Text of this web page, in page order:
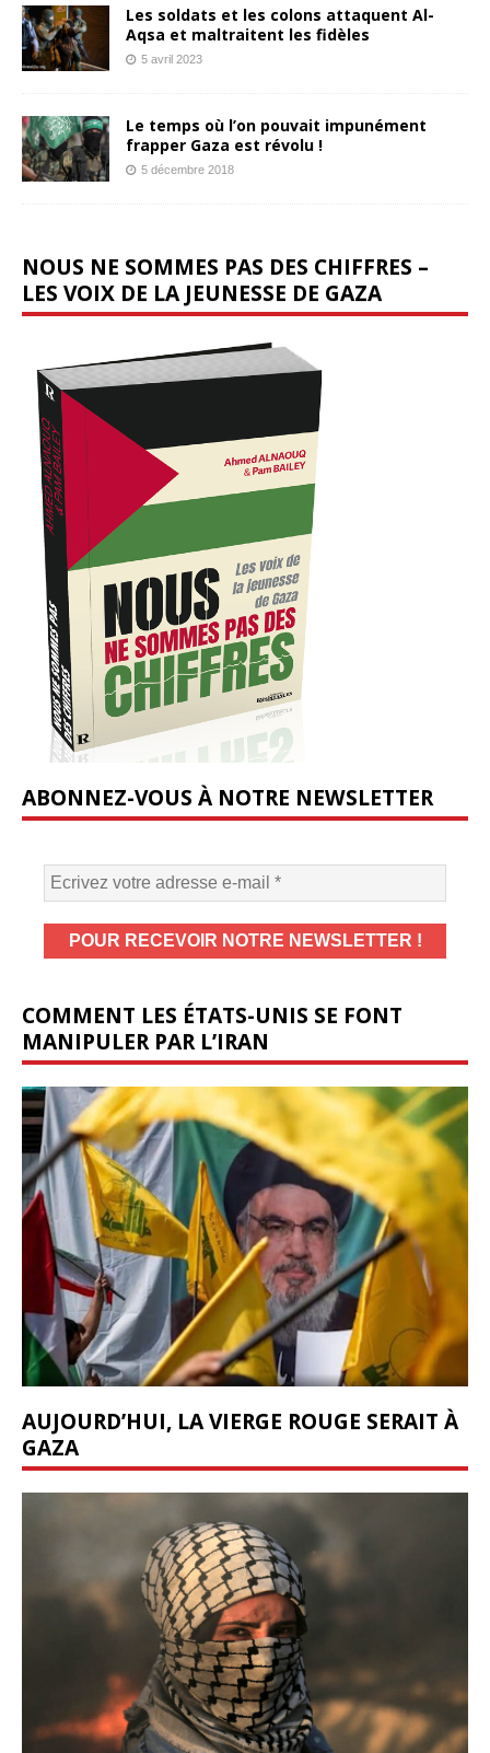
Les soldats et les colons attaquent Al-
Aqsa et maltraitent les fidèles
5 avril 2023
Le temps où l’on pouvait impunément
frapper Gaza est révolu !
5 décembre 2018
NOUS NE SOMMES PAS DES CHIFFRES –
LES VOIX DE LA JEUNESSE DE GAZA
ABONNEZ-VOUS À NOTRE NEWSLETTER
COMMENT LES ÉTATS-UNIS SE FONT
MANIPULER PAR L’IRAN
AUJOURD’HUI, LA VIERGE ROUGE SERAIT À
GAZA